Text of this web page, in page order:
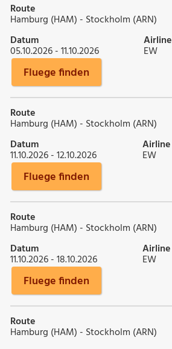
Route
Hamburg (HAM) - Stockholm (ARN)
Datum
05.10.2026 - 11.10.2026
Airline
EW
Fluege finden
Route
Hamburg (HAM) - Stockholm (ARN)
Datum
11.10.2026 - 12.10.2026
Airline
EW
Fluege finden
Route
Hamburg (HAM) - Stockholm (ARN)
Datum
11.10.2026 - 18.10.2026
Airline
EW
Fluege finden
Route
Hamburg (HAM) - Stockholm (ARN)